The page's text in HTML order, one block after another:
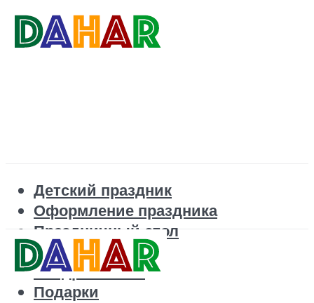
Детский праздник
Оформление праздника
Праздничный стол
Корпоратив
Поздравления
Подарки